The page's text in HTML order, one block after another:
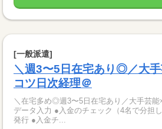
[一般派遣]
＼週3〜5日在宅あり◎／大
コツ日次経理＠
＼在宅多め◎週3〜5日在宅あり／大手芸
データ入力 ●入金のチェック（4名で分担
発行 ●入金チ...